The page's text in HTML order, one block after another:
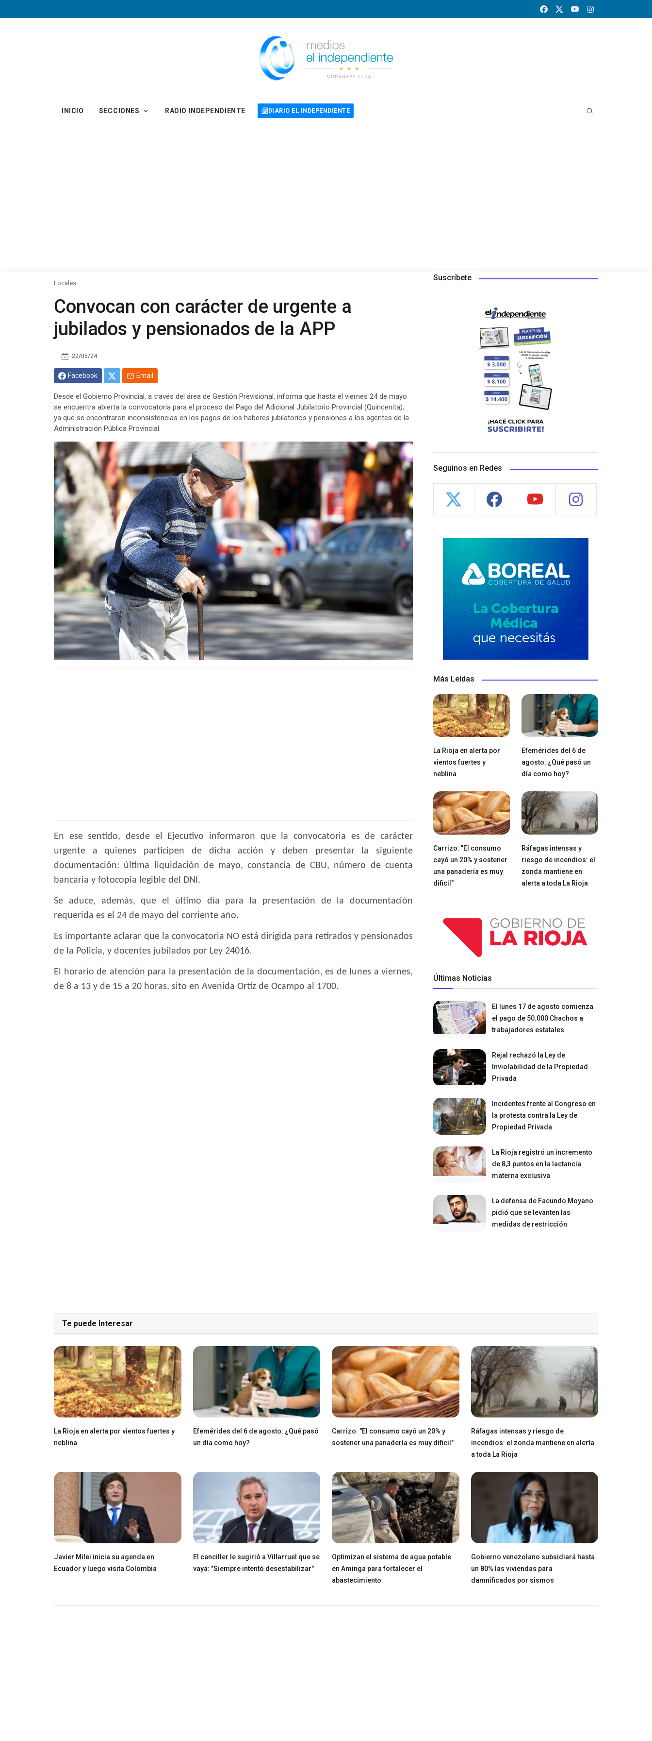
INICIO SECCIONES RADIO INDEPENDIENTE DIARIO EL INDEPENDIENTE
Locales
Convocan con carácter de urgente a
jubilados y pensionados de la APP
22/05/24
Facebook Email
Desde el Gobierno Provincial, a través del área de Gestión Previsional, informa que hasta el viernes 24 de mayo
se encuentra abierta la convocatoria para el proceso del Pago del Adicional Jubilatorio Provincial (Quincenita),
ya que se encontraron inconsistencias en los pagos de los haberes jubilatorios y pensiones a los agentes de la
Administración Pública Provincial.
En ese sentido, desde el Ejecutivo informaron que la convocatoria es de carácter
urgente a quienes participen de dicha acción y deben presentar la siguiente
documentación: última liquidación de mayo, constancia de CBU, número de cuenta
bancaria y fotocopia legible del DNI.
Se aduce, además, que el último día para la presentación de la documentación
requerida es el 24 de mayo del corriente año.
Es importante aclarar que la convocatoria NO está dirigida para retirados y pensionados
de la Policía, y docentes jubilados por Ley 24016.
El horario de atención para la presentación de la documentación, es de lunes a viernes,
de 8 a 13 y de 15 a 20 horas, sito en Avenida Ortiz de Ocampo al 1700.
Suscríbete
Seguinos en Redes
Más Leídas
La Rioja en alerta por
vientos fuertes y
neblina
Efemérides del 6 de
agosto: ¿Qué pasó un
día como hoy?
Carrizo: "El consumo
cayó un 20% y sostener
una panadería es muy
dificil"
Ráfagas intensas y
riesgo de incendios: el
zonda mantiene en
alerta a toda La Rioja
Últimas Noticias
El lunes 17 de agosto comienza
el pago de 50.000 Chachos a
trabajadores estatales
Rejal rechazó la Ley de
Inviolabilidad de la Propiedad
Privada
Incidentes frente al Congreso en
la protesta contra la Ley de
Propiedad Privada
La Rioja registró un incremento
de 8,3 puntos en la lactancia
materna exclusiva
La defensa de Facundo Moyano
pidió que se levanten las
medidas de restricción
Te puede Interesar
La Rioja en alerta por vientos fuertes y
neblina
Efemérides del 6 de agosto: ¿Qué pasó
un día como hoy?
Carrizo: "El consumo cayó un 20% y
sostener una panadería es muy dificil"
Ráfagas intensas y riesgo de
incendios: el zonda mantiene en alerta
a toda La Rioja
Javier Milei inicia su agenda en
Ecuador y luego visita Colombia
El canciller le sugirió a Villarruel que se
vaya: "Siempre intentó desestabilizar"
Optimizan el sistema de agua potable
en Aminga para fortalecer el
abastecimiento
Gobierno venezolano subsidiará hasta
un 80% las viviendas para
damnificados por sismos